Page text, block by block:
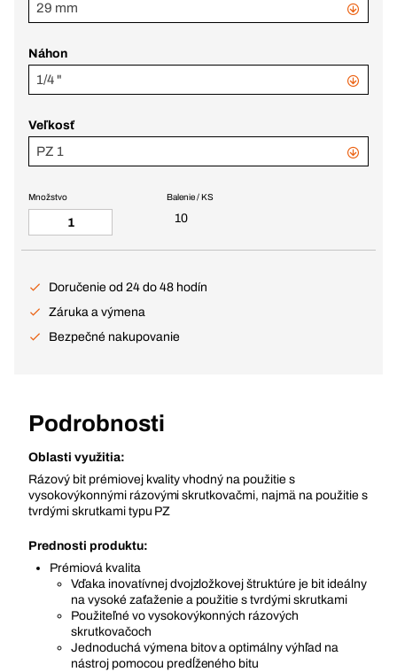
29 mm
Náhon
1/4 "
Veľkosť
PZ 1
Balenie / KS
10
Množstvo
Doručenie od 24 do 48 hodín
Záruka a výmena
Bezpečné nakupovanie
Podrobnosti
Oblasti využitia:
Rázový bit prémiovej kvality vhodný na použitie s
vysokovýkonnými rázovými skrutkovačmi, najmä na použitie s
tvrdými skrutkami typu PZ
Prednosti produktu:
Prémiová kvalita
Vďaka inovatívnej dvojzložkovej štruktúre je bit ideálny
na vysoké zaťaženie a použitie s tvrdými skrutkami
Použiteľné vo vysokovýkonných rázových
skrutkovačoch
Jednoduchá výmena bitov a optimálny výhľad na
nástroj pomocou predĺženého bitu